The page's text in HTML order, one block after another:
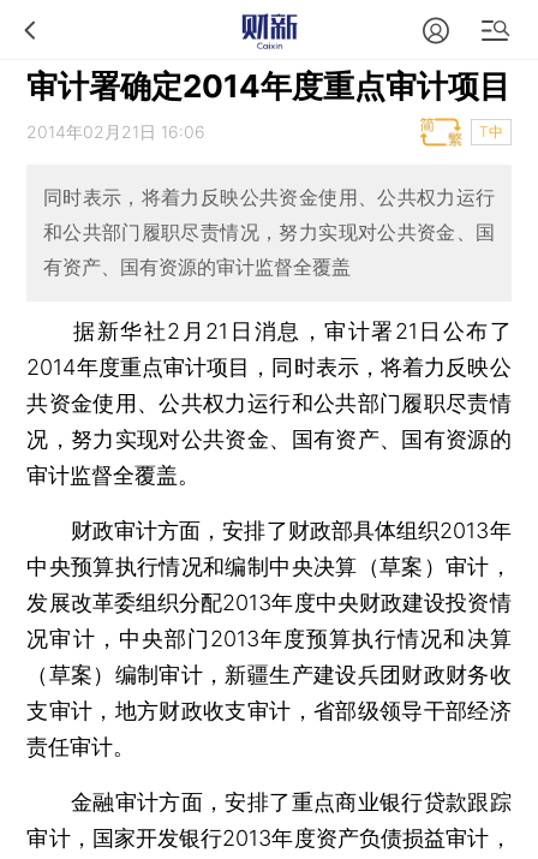
审计署确定2014年度重点审计项目
2014年02月21日 16:06 T中
同时表示，将着力反映公共资金使用、公共权力运行
和公共部门履职尽责情况，努力实现对公共资金、国
有资产、国有资源的审计监督全覆盖
据新华社2月21日消息，审计署21日公布了
2014年度重点审计项目，同时表示，将着力反映公
共资金使用、公共权力运行和公共部门履职尽责情
况，努力实现对公共资金、国有资产、国有资源的
审计监督全覆盖。
财政审计方面，安排了财政部具体组织2013年
中央预算执行情况和编制中央决算（草案）审计，
发展改革委组织分配2013年度中央财政建设投资情
况审计，中央部门2013年度预算执行情况和决算
（草案）编制审计，新疆生产建设兵团财政财务收
支审计，地方财政收支审计，省部级领导干部经济
责任审计。
金融审计方面，安排了重点商业银行贷款跟踪
审计，国家开发银行2013年度资产负债损益审计，